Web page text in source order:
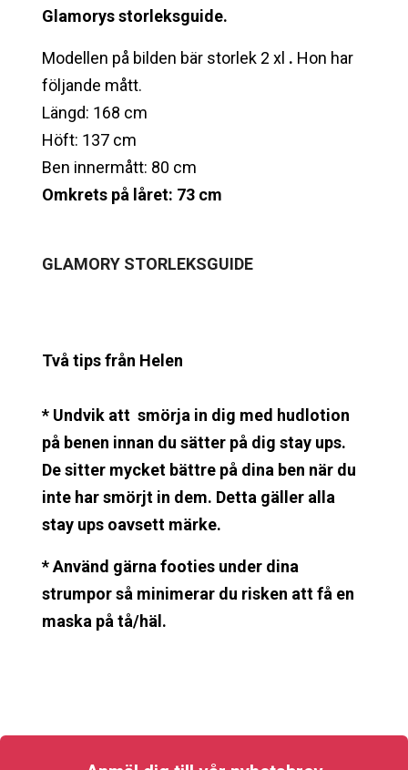
Glamorys storleksguide.
Modellen på bilden bär storlek 2 xl . Hon har
följande mått.
Längd: 168 cm
Höft: 137 cm
Ben innermått: 80 cm
Omkrets på låret: 73 cm
GLAMORY STORLEKSGUIDE
Två tips från Helen
* Undvik att smörja in dig med hudlotion
på benen innan du sätter på dig stay ups.
De sitter mycket bättre på dina ben när du
inte har smörjt in dem. Detta gäller alla
stay ups oavsett märke.
* Använd gärna footies under dina
strumpor så minimerar du risken att få en
maska på tå/häl.